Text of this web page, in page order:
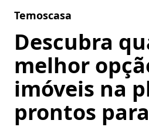
Temoscasa
Descubra
melhor
imóveis na
prontos